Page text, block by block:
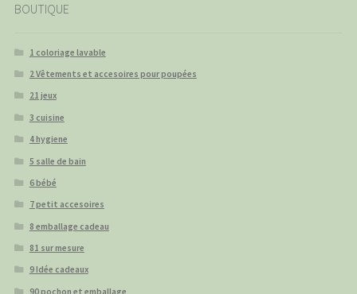
BOUTIQUE
1 coloriage lavable
2 Vêtements et accesoires pour poupées
21 jeux
3 cuisine
4 hygiene
5 salle de bain
6 bébé
7 petit accesoires
8 emballage cadeau
81 sur mesure
9 Idée cadeaux
90 pochon et emballage